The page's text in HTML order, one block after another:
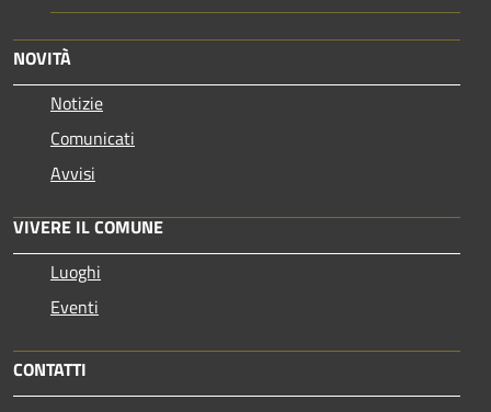
NOVITÀ
Notizie
Comunicati
Avvisi
VIVERE IL COMUNE
Luoghi
Eventi
CONTATTI